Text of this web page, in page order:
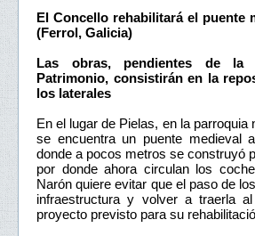
El Concello rehabilitará el puente
(Ferrol, Galicia)
Las obras, pendientes de la
Patrimonio, consistirán en la
los laterales
En el lugar de Pielas, en la parroquia
se encuentra un puente medieval
donde a pocos metros se construyó
por donde ahora circulan los
Narón quiere evitar que el paso de
infraestructura y volver a traerla
proyecto previsto para su